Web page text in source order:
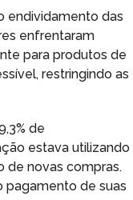
endividamento das
enfrentaram
para produtos de
restringindo as
de
estava utilizando
de novas compras.
pagamento de suas